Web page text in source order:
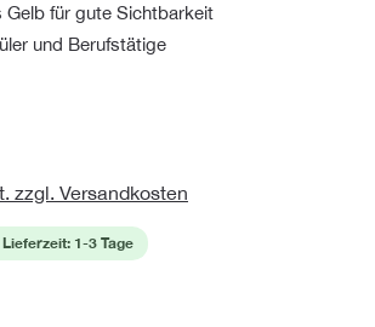
Gelb für gute Sichtbarkeit
und Berufstätige
zzgl. Versandkosten
1-3 Tage